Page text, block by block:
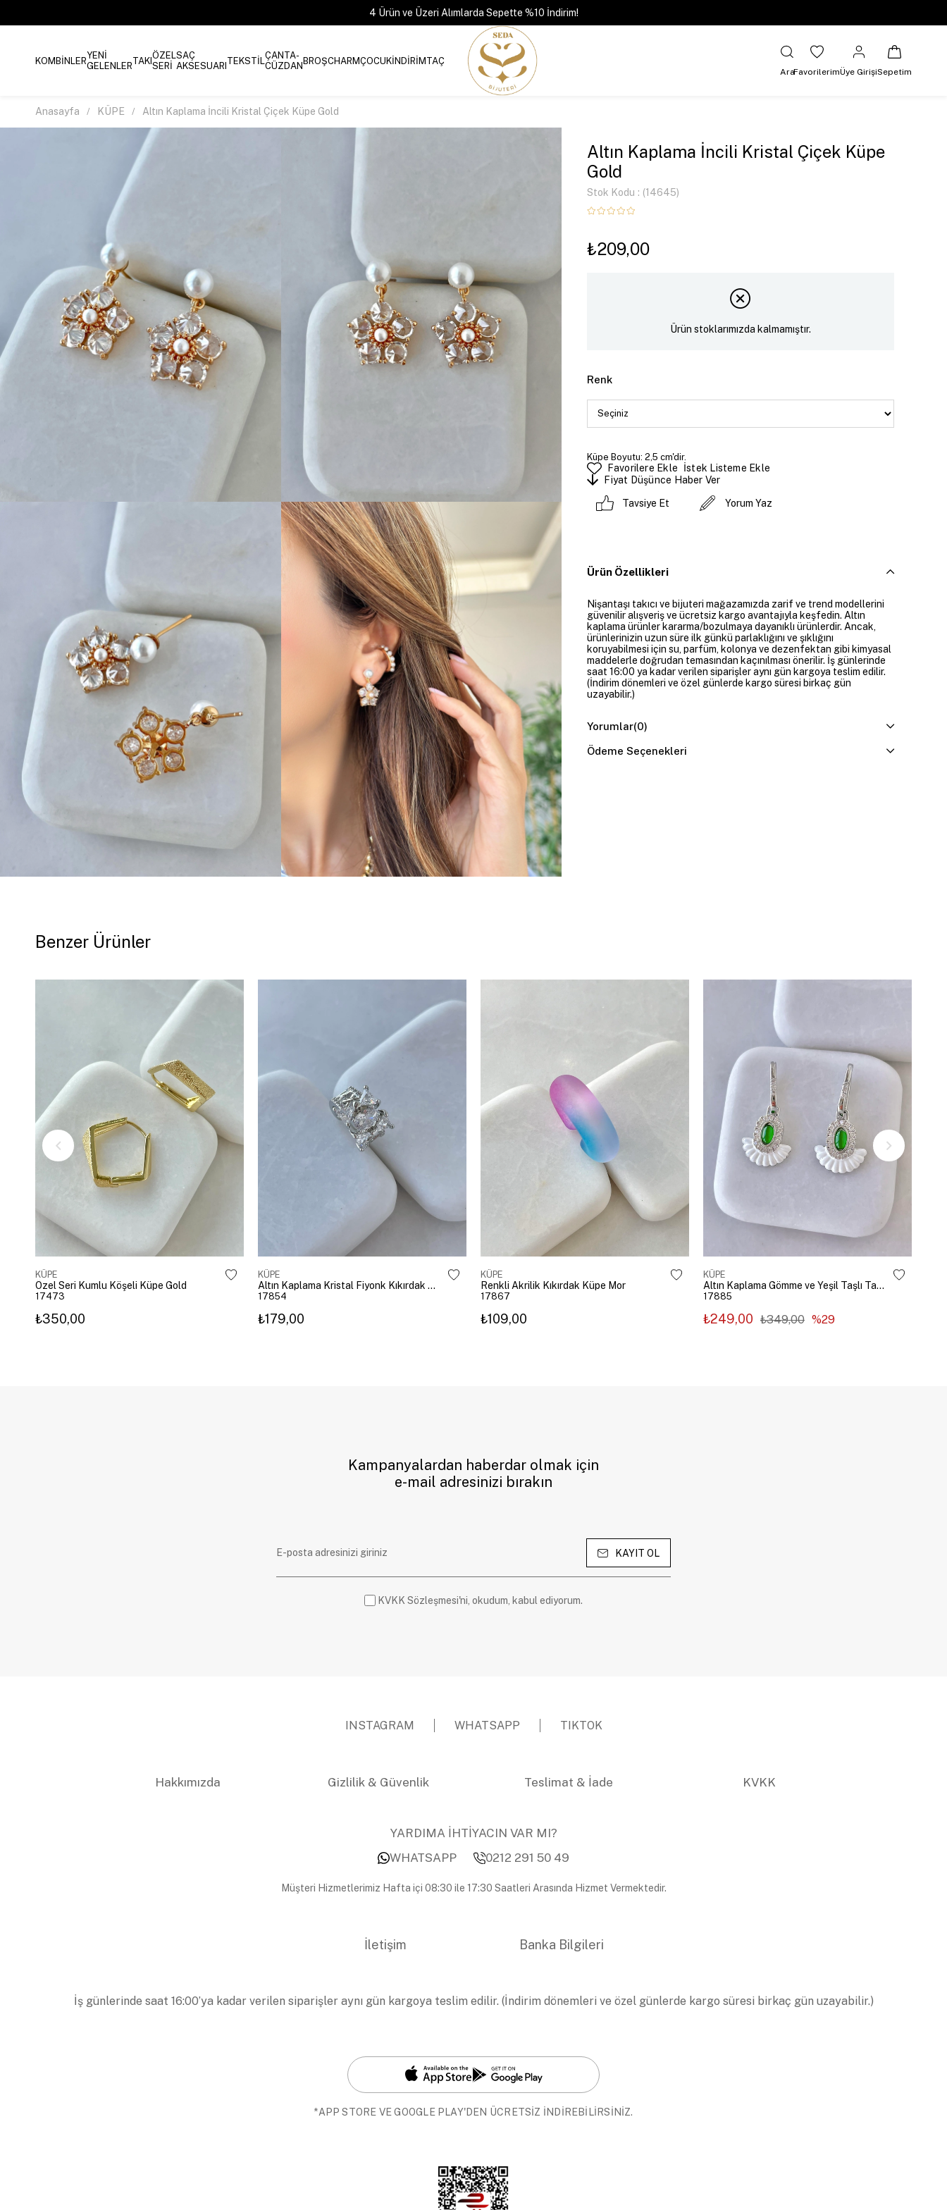
4 Ürün ve Üzeri Alımlarda Sepette %10 İndirim!
KOMBİNLERYENİ
GELENLERTAKIÖZEL
SERİ
SAÇ
AKSESUARI TEKSTİLÇANTA-
CÜZDANBROŞCHARMÇOCUKİNDİRİMTAÇ
AraFavorilerimÜye GirişiSepetim
Anasayfa KÜPE Altın Kaplama İncili Kristal Çiçek Küpe Gold
Altın Kaplama İncili Kristal Çiçek Küpe
Gold
Stok Kodu (14645)
₺209,00
Ürün stoklarımızda kalmamıştır.
Renk
Küpe Boyutu: 2,5 cm'dir.
Favorilere Ekle
İstek Listeme Ekle
Fiyat Düşünce Haber Ver
Tavsiye Et Yorum Yaz
Ürün Özellikleri
Nişantaşı takıcı ve bijuteri mağazamızda zarif ve trend modellerini
güvenilir alışveriş ve ücretsiz kargo avantajıyla keşfedin. Altın
kaplama ürünler kararma/bozulmaya dayanıklı ürünlerdir. Ancak,
ürünlerinizin uzun süre ilk günkü parlaklığını ve şıklığını
koruyabilmesi için su, parfüm, kolonya ve dezenfektan gibi kimyasal
maddelerle doğrudan temasından kaçınılması önerilir. İş günlerinde
saat 16:00 ya kadar verilen siparişler aynı gün kargoya teslim edilir.
(İndirim dönemleri ve özel günlerde kargo süresi birkaç gün
uzayabilir.)
Yorumlar(0)
Ödeme Seçenekleri
Benzer Ürünler
KÜPE
Özel Seri Kumlu Köşeli Küpe Gold
17473
₺350,00
KÜPE
Altın Kaplama Kristal Fiyonk Kıkırdak Küpe Gümüş
17854
₺179,00
KÜPE
Renkli Akrilik Kıkırdak Küpe Mor
17867
₺109,00
KÜPE
Altın Kaplama Gömme ve Yeşil Taşlı Tasarım Küpe Gümüş
17885
₺249,00 ₺349,00 %29
Kampanyalardan haberdar olmak için
e-mail adresinizi bırakın
KAYIT OL
KVKK Sözleşmesi'ni, okudum, kabul ediyorum.
INSTAGRAM WHATSAPP TIKTOK
Hakkımızda Gizlilik & Güvenlik Teslimat & İade KVKK
YARDIMA İHTİYACIN VAR MI?
WHATSAPP
0212 291 50 49
Müşteri Hizmetlerimiz Hafta içi 08:30 ile 17:30 Saatleri Arasında Hizmet Vermektedir.
İletişim Banka Bilgileri
İş günlerinde saat 16:00’ya kadar verilen siparişler aynı gün kargoya teslim edilir. (İndirim dönemleri ve özel günlerde kargo süresi birkaç gün uzayabilir.)
*APP STORE VE GOOGLE PLAY'DEN ÜCRETSİZ İNDİREBİLİRSİNİZ.